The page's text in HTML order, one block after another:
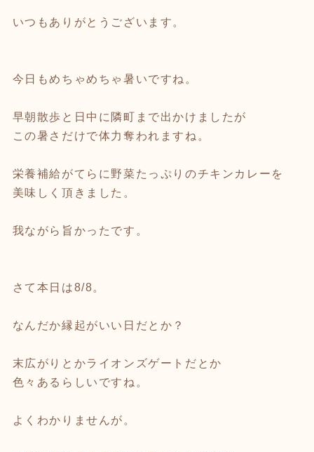
いつもありがとうございます。
今日もめちゃめちゃ暑いですね。
早朝散歩と日中に隣町まで出かけましたが
この暑さだけで体力奪われますね。
栄養補給がてらに野菜たっぷりのチキンカレーを
美味しく頂きました。
我ながら旨かったです。
さて本日は8/8。
なんだか縁起がいい日だとか？
末広がりとかライオンズゲートだとか
色々あるらしいですね。
よくわかりませんが。